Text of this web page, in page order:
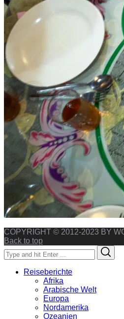
COPYRIGHT © 2012-2023 BY
Back to top
Search
for:
Reiseberichte
Afrika
Arabische Welt
Europa
Nordamerika
Ozeanien